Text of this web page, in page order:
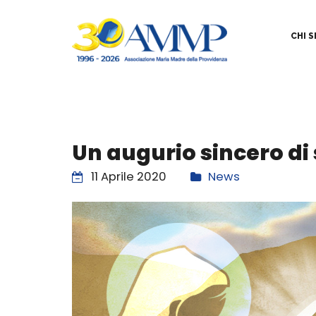
CHI
Un augurio sincero
11 Aprile 2020 News